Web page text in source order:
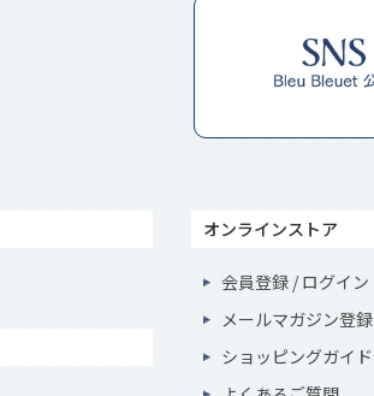
オンラインストア
会員登録 / ログイン
メールマガジン登録
ショッピングガイド